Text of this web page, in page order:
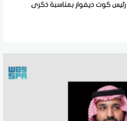
كوت ديفوار بمناسبة ذكرى